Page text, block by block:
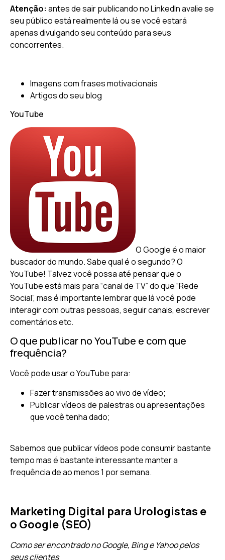
Atenção: antes de sair publicando no LinkedIn avalie se
seu público está realmente lá ou se você estará
apenas divulgando seu conteúdo para seus
concorrentes.
Imagens com frases motivacionais
Artigos do seu blog
YouTube
O Google é o maior
buscador do mundo. Sabe qual é o segundo? O
YouTube! Talvez você possa até pensar que o
YouTube está mais para “canal de TV” do que “Rede
Social”, mas é importante lembrar que lá você pode
interagir com outras pessoas, seguir canais, escrever
comentários etc.
O que publicar no YouTube e com que
frequência?
Você pode usar o YouTube para:
Fazer transmissões ao vivo de vídeo;
Publicar vídeos de palestras ou apresentações
que você tenha dado;
Sabemos que publicar vídeos pode consumir bastante
tempo mas é bastante interessante manter a
frequência de ao menos 1 por semana.
Marketing Digital para Urologistas e
o Google (SEO)
Como ser encontrado no Google, Bing e Yahoo pelos
seus clientes